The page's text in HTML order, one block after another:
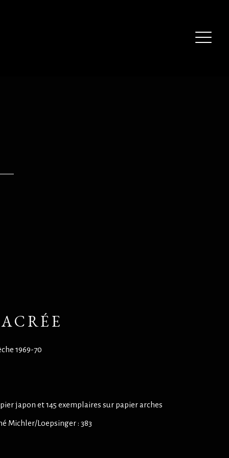
1969-70
japon et 145 exemplaires sur papier arches
Michler/Loepsinger : 383